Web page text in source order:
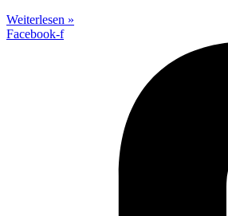
Weiterlesen »
Facebook-f